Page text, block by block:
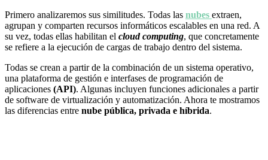
Primero analizaremos sus similitudes. Todas las nubes extraen,
agrupan y comparten recursos informáticos escalables en una red. A
su vez, todas ellas habilitan el cloud computing, que concretamente
se refiere a la ejecución de cargas de trabajo dentro del sistema.
Todas se crean a partir de la combinación de un sistema operativo,
una plataforma de gestión e interfases de programación de
aplicaciones (API). Algunas incluyen funciones adicionales a partir
de software de virtualización y automatización. Ahora te mostramos
las diferencias entre nube pública, privada e híbrida.